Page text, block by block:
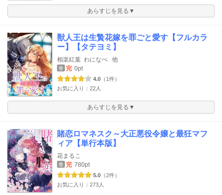
あらすじを見る▼
獣人王は生贄花嫁を罪ごと愛す【フルカラ
ー】【タテヨミ】
相楽紅葉 わになべ 他
巻 完 0pt
4.0 （1件）
お気に入り：22人
あらすじを見る▼
賭恋ロマネスク～大正悪役令嬢と最狂マフ
ィア【単行本版】
花まるこ
巻 完 780pt
5.0 （2件）
お気に入り：273人